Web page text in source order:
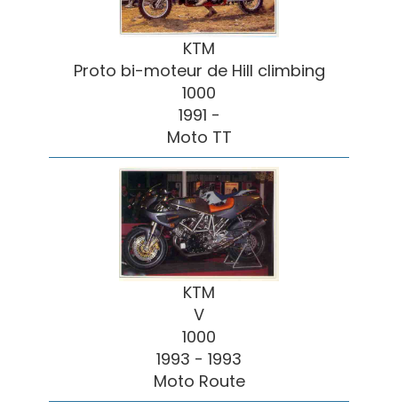
KTM
Proto bi-moteur de Hill climbing
1000
1991 -
Moto TT
KTM
V
1000
1993 - 1993
Moto Route